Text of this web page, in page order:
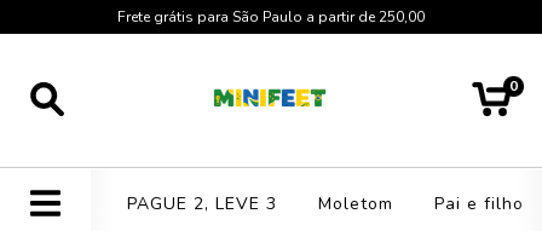
Frete grátis para São Paulo a partir de 250,00
0
PAGUE 2, LEVE 3 Moletom Pai e filho